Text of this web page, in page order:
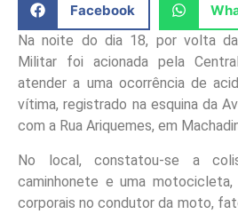
Facebook
Na noite do dia 18, por volta
Militar foi acionada pela
atender a uma ocorrência de
vítima, registrado na esquina da
com a Rua Ariquemes, em
No local, constatou-se a
caminhonete e uma
corporais no condutor da moto,